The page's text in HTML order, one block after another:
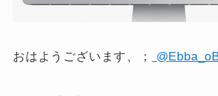
おはようございます、；